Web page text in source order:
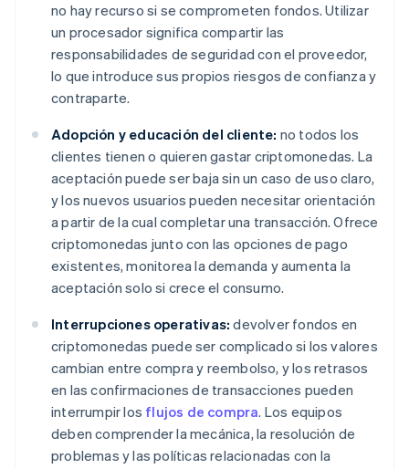
no hay recurso si se comprometen fondos. Utilizar
un procesador significa compartir las
responsabilidades de seguridad con el proveedor,
lo que introduce sus propios riesgos de confianza y
contraparte.
Adopción y educación del cliente: no todos los
clientes tienen o quieren gastar criptomonedas. La
aceptación puede ser baja sin un caso de uso claro,
y los nuevos usuarios pueden necesitar orientación
a partir de la cual completar una transacción. Ofrece
criptomonedas junto con las opciones de pago
existentes, monitorea la demanda y aumenta la
aceptación solo si crece el consumo.
Interrupciones operativas: devolver fondos en
criptomonedas puede ser complicado si los valores
cambian entre compra y reembolso, y los retrasos
en las confirmaciones de transacciones pueden
interrumpir los flujos de compra. Los equipos
deben comprender la mecánica, la resolución de
problemas y las políticas relacionadas con la